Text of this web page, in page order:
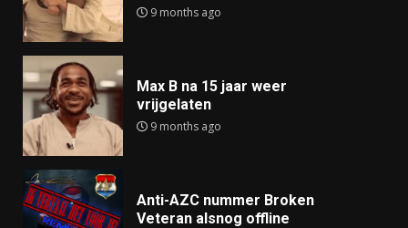
9 months ago
Max B na 15 jaar weer
vrijgelaten
9 months ago
Anti-AZC nummer Broken
Veteran alsnog offline